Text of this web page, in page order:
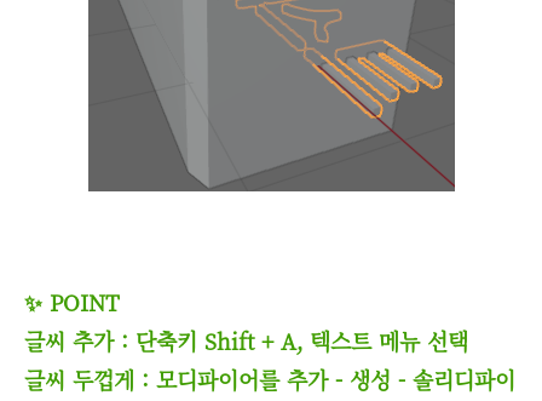
✨ POINT
글씨 추가 : 단축키 Shift + A, 텍스트 메뉴 선택
글씨 두껍게 : 모디파이어를 추가 - 생성 - 솔리디파이